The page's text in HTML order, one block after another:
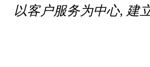
以客户服务为中心, 建